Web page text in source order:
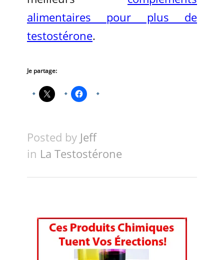
alimentaires pour plus de
testostérone.
Je partage:
Posted by Jeff
in La Testostérone